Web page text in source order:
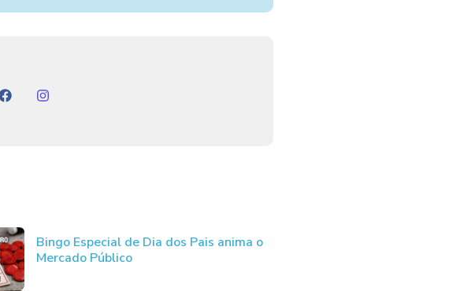
Bingo Especial de Dia dos Pais anima o
Mercado Público